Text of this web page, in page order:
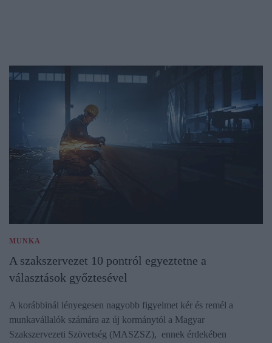
MUNKA
A szakszervezet 10 pontról egyeztetne a
választások győztesével
A korábbinál lényegesen nagyobb figyelmet kér és remél a
munkavállalók számára az új kormánytól a Magyar
Szakszervezeti Szövetség (MASZSZ), ennek érdekében